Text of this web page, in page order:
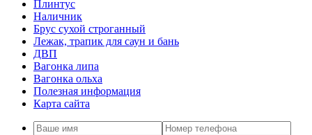
Плинтус
Наличник
Брус сухой строганный
Лежак, трапик для саун и бань
ДВП
Вагонка липа
Вагонка ольха
Полезная информация
Карта сайта